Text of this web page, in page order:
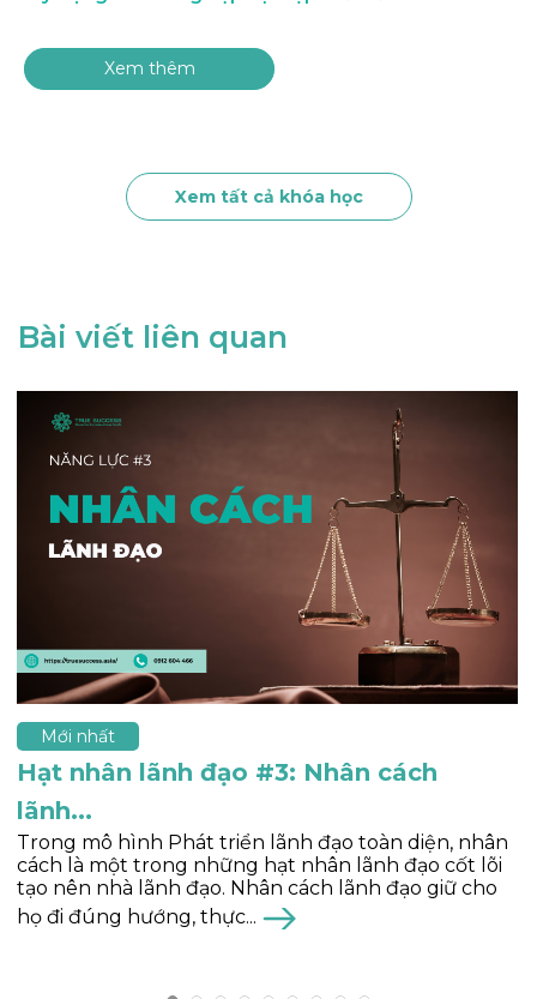
Xem thêm
Xem tất cả khóa học
Bài viết liên quan
Mới nhất
Hạt nhân lãnh đạo #2: Tinh thần lãnh...
Là một trong ba hạt nhân lãnh đạo thuộc Mô hình
phát triển lãnh đạo toàn diện, tinh thần lãnh đạo
đóng vai trò như chiếc “mô tơ” nội tại, giúp duy trì
sự kiên định, niềm...